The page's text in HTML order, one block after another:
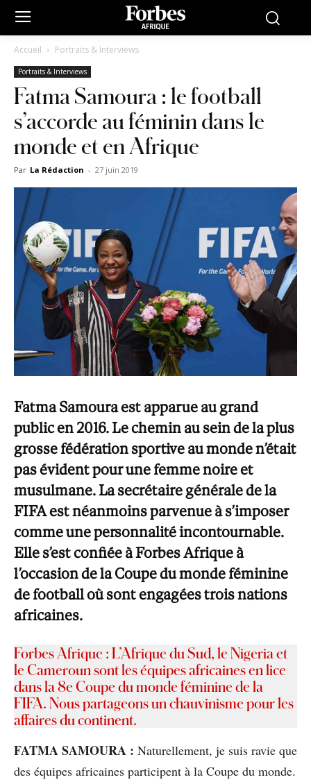
Accueil Portraits & Interviews
Portraits & Interviews
Fatma Samoura : le football
s’accorde au féminin dans le
monde et en Afrique
Par La Rédaction - 27 juin 2019
Fatma Samoura est apparue au grand
public en 2016. Le chemin au sein de la plus
grosse fédération sportive au monde n’était
pas évident pour une femme noire et
musulmane. La secrétaire générale de la
FIFA est néanmoins parvenue à s’imposer
comme une personnalité incontournable.
Elle s’est confiée à Forbes Afrique à
l’occasion de la Coupe du monde féminine
de football où sont engagées trois nations
africaines.
Forbes Afrique : L’Afrique du Sud, le Nigeria et
le Cameroun sont les équipes africaines en lice
dans la 8e Coupe du monde féminine de la
FIFA. Nous partageons un chauvinisme pour les
affaires du continent.
FATMA SAMOURA : Naturellement, je suis ravie que
des équipes africaines participent à la Coupe du monde.